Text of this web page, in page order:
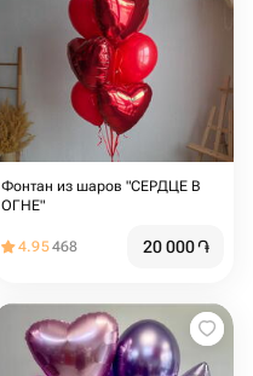
Фонтан из шаров "СЕРДЦЕ В
ОГНЕ"
4.95468 20 000֏